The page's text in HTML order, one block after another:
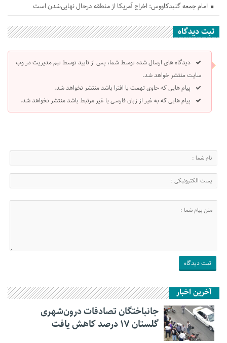
امام جمعه گنبدکاووس: اخراج آمریکا از منطقه درحال نهایی‌شدن است
ثبت دیدگاه
دیدگاه های ارسال شده توسط شما، پس از تایید توسط تیم مدیریت در وب
سایت منتشر خواهد شد.
پیام هایی که حاوی تهمت یا افترا باشد منتشر نخواهد شد.
پیام هایی که به غیر از زبان فارسی یا غیر مرتبط باشد منتشر نخواهد شد.
آخرین اخبار
جانباختگان تصادفات درون‌شهری
گلستان ۱۷ درصد کاهش یافت